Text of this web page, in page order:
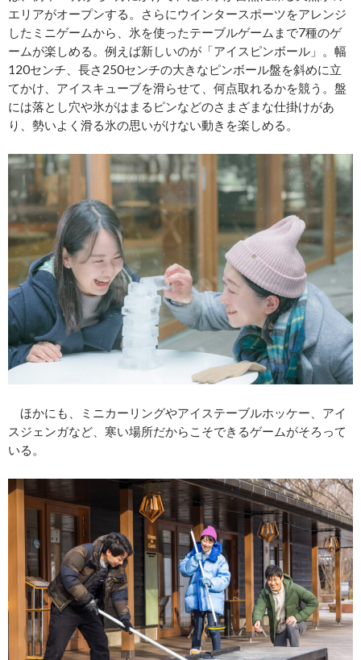
エリアがオープンする。さらにウインタースポーツをアレンジ
したミニゲームから、氷を使ったテーブルゲームまで7種のゲ
ームが楽しめる。例えば新しいのが「アイスピンボール」。幅
120センチ、長さ250センチの大きなピンボール盤を斜めに立
てかけ、アイスキューブを滑らせて、何点取れるかを競う。盤
には落とし穴や氷がはまるピンなどのさまざまな仕掛けがあ
り、勢いよく滑る氷の思いがけない動きを楽しめる。
ほかにも、ミニカーリングやアイステーブルホッケー、アイ
スジェンガなど、寒い場所だからこそできるゲームがそろって
いる。